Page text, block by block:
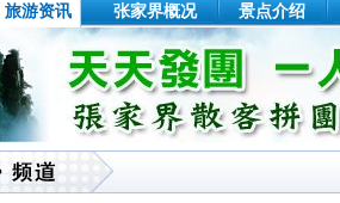
旅游资讯 张家界概况 景点介绍